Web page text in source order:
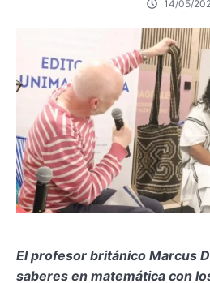
14/05/
El profesor británico Marcus
saberes en matemática con